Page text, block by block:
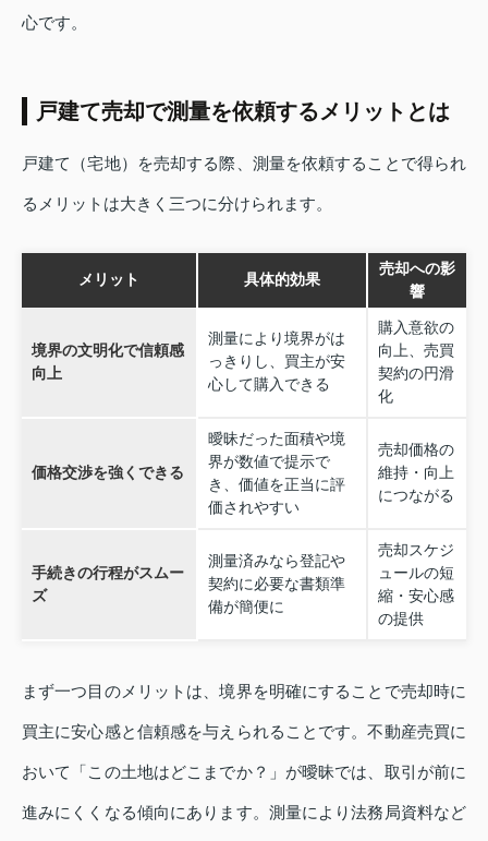
心です。
戸建て売却で測量を依頼するメリットとは
戸建て（宅地）を売却する際、測量を依頼することで得られ
るメリットは大きく三つに分けられます。
メリット 具体的効果
売却への影
響
境界の⽂明化で信頼感
向上
測量により境界がは
っきりし、買主が安
心して購入できる
購入意欲の
向上、売買
契約の円滑
化
価格交渉を強くできる
曖昧だった面積や境
界が数値で提示で
き、価値を正当に評
価されやすい
売却価格の
維持・向上
につながる
手続きの⾏程がスムー
ズ
測量済みなら登記や
契約に必要な書類準
備が簡便に
売却スケジ
ュールの短
縮・安心感
の提供
まず一つ目のメリットは、境界を明確にすることで売却時に
買主に安心感と信頼感を与えられることです。不動産売買に
おいて「この土地はどこまでか？」が曖昧では、取引が前に
進みにくくなる傾向にあります。測量により法務局資料など